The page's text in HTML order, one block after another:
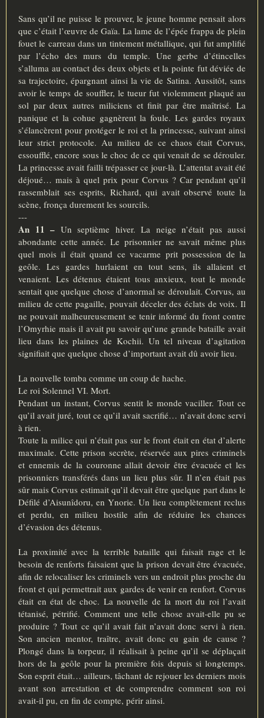
Sans qu’il ne puisse le prouver, le jeune homme pensait alors
que c’était l’œuvre de Gaïa. La lame de l’épée frappa de plein
fouet le carreau dans un tintement métallique, qui fut amplifié
par l’écho des murs du temple. Une gerbe d’étincelles
s’alluma au contact des deux objets et la pointe fut déviée de
sa trajectoire, épargnant ainsi la vie de Satina. Aussitôt, sans
avoir le temps de souffler, le tueur fut violemment plaqué au
sol par deux autres miliciens et finit par être maîtrisé. La
panique et la cohue gagnèrent la foule. Les gardes royaux
s’élancèrent pour protéger le roi et la princesse, suivant ainsi
leur strict protocole. Au milieu de ce chaos était Corvus,
essoufflé, encore sous le choc de ce qui venait de se dérouler.
La princesse avait failli trépasser ce jour-là. L’attentat avait été
déjoué… mais à quel prix pour Corvus ? Car pendant qu’il
rassemblait ses esprits, Richard, qui avait observé toute la
scène, fronça durement les sourcils.
---
An 11 – Un septième hiver. La neige n’était pas aussi
abondante cette année. Le prisonnier ne savait même plus
quel mois il était quand ce vacarme prit possession de la
geôle. Les gardes hurlaient en tout sens, ils allaient et
venaient. Les détenus étaient tous anxieux, tout le monde
sentait que quelque chose d’anormal se déroulait. Corvus, au
milieu de cette pagaille, pouvait déceler des éclats de voix. Il
ne pouvait malheureusement se tenir informé du front contre
l’Omyrhie mais il avait pu savoir qu’une grande bataille avait
lieu dans les plaines de Kochii. Un tel niveau d’agitation
signifiait que quelque chose d’important avait dû avoir lieu.
La nouvelle tomba comme un coup de hache.
Le roi Solennel VI. Mort.
Pendant un instant, Corvus sentit le monde vaciller. Tout ce
qu’il avait juré, tout ce qu’il avait sacrifié… n’avait donc servi
à rien.
Toute la milice qui n’était pas sur le front était en état d’alerte
maximale. Cette prison secrète, réservée aux pires criminels
et ennemis de la couronne allait devoir être évacuée et les
prisonniers transférés dans un lieu plus sûr. Il n’en était pas
sûr mais Corvus estimait qu’il devait être quelque part dans le
Défilé d’Aisunîdoru, en Ynorie. Un lieu complètement reclus
et perdu, en milieu hostile afin de réduire les chances
d’évasion des détenus.
La proximité avec la terrible bataille qui faisait rage et le
besoin de renforts faisaient que la prison devait être évacuée,
afin de relocaliser les criminels vers un endroit plus proche du
front et qui permettrait aux gardes de venir en renfort. Corvus
était en état de choc. La nouvelle de la mort du roi l’avait
tétanisé, pétrifié. Comment une telle chose avait-elle pu se
produire ? Tout ce qu’il avait fait n’avait donc servi à rien.
Son ancien mentor, traître, avait donc eu gain de cause ?
Plongé dans la torpeur, il réalisait à peine qu’il se déplaçait
hors de la geôle pour la première fois depuis si longtemps.
Son esprit était… ailleurs, tâchant de rejouer les derniers mois
avant son arrestation et de comprendre comment son roi
avait-il pu, en fin de compte, périr ainsi.